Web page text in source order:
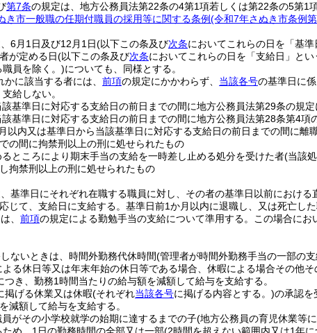
第7条の規定は、地方公務員法第22条の4第1項若しくは第22条の5第1
き市一般職の任期付職員の採用等に関する条例(令和7年さぬき市条例
6月1日及び12月1日(以下この条及び次条においてこれらの日を「基
が定める日(以下この条及び次条においてこれらの日を「支給日」とい
員を除く。)についても、同様とする。
かに該当する者には、 前項の規定にかかわらず、 当該各号の基準日に
給しない。
基準日に対応する支給日の前日までの間に地方公務員法第29条の規
基準日に対応する支給日の前日までの間に地方公務員法第28条第4項
以内又は基準日から当該基準日に対応する支給日の前日までの間に離
の間に拘禁刑以上の刑に処せられたもの
ところにより期末手当の支給を一時差し止める処分を受けた者(当該
拘禁刑以上の刑に処せられたもの
基準日にそれぞれ在職する職員に対し、その者の基準日以前におけ
じて、支給日に支給する。 基準日前1か月以内に退職し、又は死亡し
、 前項の規定による勤勉手当の支給について準用する。 この場合にお
ないときは、時間外勤務代休時間(管理者が時間外勤務手当の一部の
よる休日等又は年末年始の休日等である場合、休暇による場合その他
き、勤務1時間当たりの給与額を減額して給与を支給する。
掲げる休業又は休暇(それぞれ当該各号に掲げる内容とする。)の承認を
減額して給与を支給する。
がその小学校就学の始期に達するまでの子(地方公務員の育児休業等